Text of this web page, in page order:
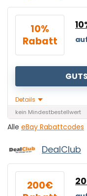
10%
Rabatt
Details
kein Mindestbestellwert
Alle eBay Rabattcodes
DealClub
200€